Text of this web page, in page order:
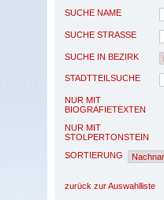
SUCHE NAME
SUCHE STRASSE
SUCHE IN BEZIRK
STADTTEILSUCHE
NUR MIT
BIOGRAFIETEXTEN
NUR MIT
STOLPERTONSTEIN
SORTIERUNG
zurück zur Auswahlliste